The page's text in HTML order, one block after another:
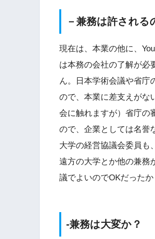
－兼務は許される
現在は、本業の他に、
は本務の会社の了解が必
ん。日本学術会議や省庁
ので、本業に差支えがな
会に触れますが）省庁の
ので、企業としては名誉
大学の経営協議会委員も
遠方の大学とか他の兼務
議でよいのでOKだったか
-兼務は大変か？